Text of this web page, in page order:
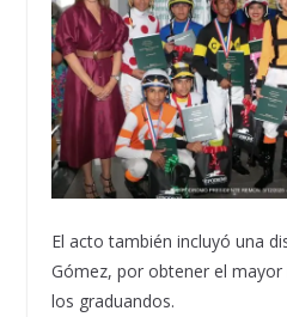
El acto también incluyó una
Gómez, por obtener el
los graduandos.